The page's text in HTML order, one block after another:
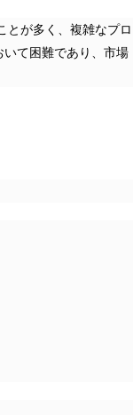
とが多く、複雑なプロ
て困難であり、市場